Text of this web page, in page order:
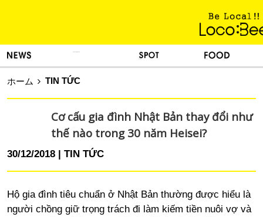
ホーム TIN TỨC
Cơ cấu gia đình Nhật Bản thay đổi như
thế nào trong 30 năm Heisei?
30/12/2018 TIN TỨC
Hộ gia đình tiêu chuẩn ở Nhật Bản thường được hiểu là
người chồng giữ trọng trách đi làm kiếm tiền nuôi vợ và